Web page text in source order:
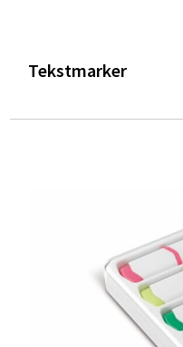
Tekstmarker